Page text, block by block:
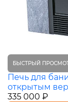
БЫСТРЫЙ
Печь для
открытым
335 000 ₽